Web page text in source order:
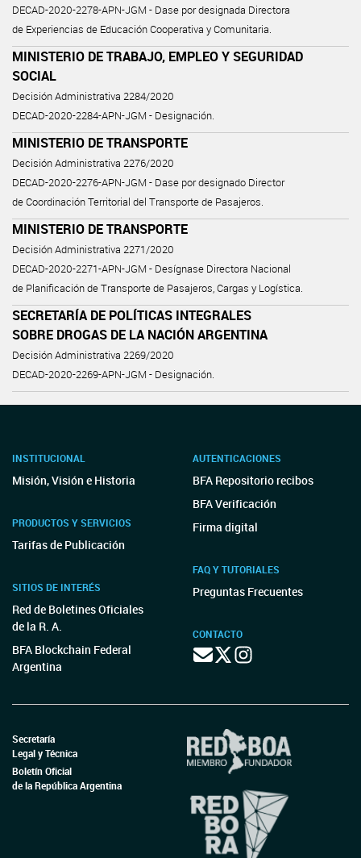
DECAD-2020-2278-APN-JGM - Dase por designada Directora
de Experiencias de Educación Cooperativa y Comunitaria.
MINISTERIO DE TRABAJO, EMPLEO Y SEGURIDAD
SOCIAL
Decisión Administrativa 2284/2020
DECAD-2020-2284-APN-JGM - Designación.
MINISTERIO DE TRANSPORTE
Decisión Administrativa 2276/2020
DECAD-2020-2276-APN-JGM - Dase por designado Director
de Coordinación Territorial del Transporte de Pasajeros.
MINISTERIO DE TRANSPORTE
Decisión Administrativa 2271/2020
DECAD-2020-2271-APN-JGM - Desígnase Directora Nacional
de Planificación de Transporte de Pasajeros, Cargas y Logística.
SECRETARÍA DE POLÍTICAS INTEGRALES
SOBRE DROGAS DE LA NACIÓN ARGENTINA
Decisión Administrativa 2269/2020
DECAD-2020-2269-APN-JGM - Designación.
INSTITUCIONAL
Misión, Visión e Historia
PRODUCTOS Y SERVICIOS
Tarifas de Publicación
SITIOS DE INTERÉS
Red de Boletines Oficiales
de la R. A.
BFA Blockchain Federal
Argentina
AUTENTICACIONES
BFA Repositorio recibos
BFA Verificación
Firma digital
FAQ Y TUTORIALES
Preguntas Frecuentes
CONTACTO
Secretaría
Legal y Técnica
Boletín Oficial
de la República Argentina